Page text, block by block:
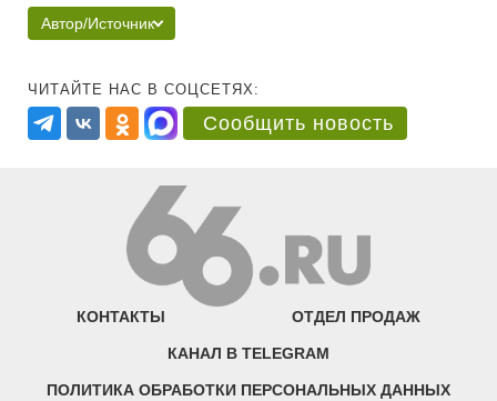
Автор/Источник
ЧИТАЙТЕ НАС В СОЦСЕТЯХ:
Сообщить новость
КОНТАКТЫ ОТДЕЛ ПРОДАЖ
КАНАЛ В TELEGRAM
ПОЛИТИКА ОБРАБОТКИ ПЕРСОНАЛЬНЫХ ДАННЫХ